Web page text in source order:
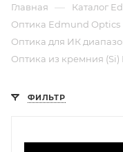
Главная — Каталог
Оптика Edmund Optics
Оптика для ИК
Оптика из кремния
ФИЛЬТР